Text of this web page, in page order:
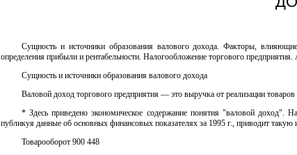
Сущность и источники образования валового дохода. Факторы,
определения прибыли и рентабельности. Налогообложение торгового
Сущность и источники образования валового дохода
Валовой доход торгового предприятия — это выручка от реализации
* Здесь приведено экономическое содержание понятия "валовой
публикуя данные об основных финансовых показателях за 1995 г., приводит
Товарооборот 900 448